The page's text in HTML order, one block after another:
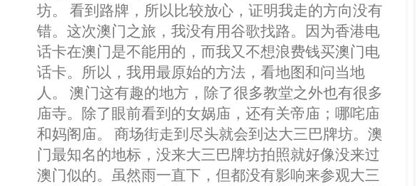
坊。 看到路牌，所以比较放心，证明我走的方向没有
错。这次澳门之旅，我没有用谷歌找路。因为香港电
话卡在澳门是不能用的，而我又不想浪费钱买澳门电
话卡。所以，我用最原始的方法，看地图和问当地
人。 澳门这有趣的地方，除了很多教堂之外也有很多
庙寺。除了眼前看到的女娲庙，还有关帝庙；哪咤庙
和妈阁庙。 商场街走到尽头就会到达大三巴牌坊。澳
门最知名的地标，没来大三巴牌坊拍照就好像没来过
澳门似的。虽然雨一直下，但都没有影响来参观大三